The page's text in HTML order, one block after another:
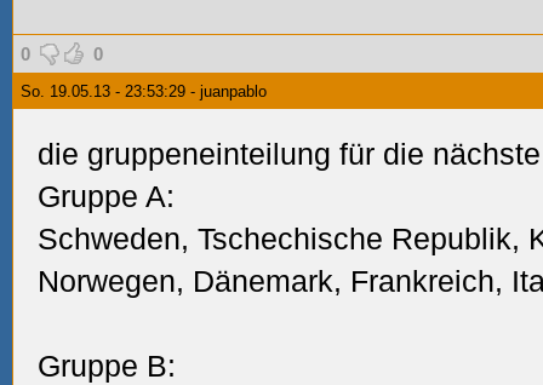
0 0
So. 19.05.13 - 23:53:29 - juanpablo
die gruppeneinteilung für die
Gruppe A:
Schweden, Tschechische Republik,
Norwegen, Dänemark, Frankreich,
Gruppe B: